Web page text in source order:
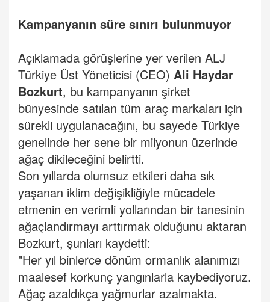
Kampanyanın süre sınırı bulunmuyor
Açıklamada görüşlerine yer verilen ALJ
Türkiye Üst Yöneticisi (CEO) Ali Haydar
Bozkurt, bu kampanyanın şirket
bünyesinde satılan tüm araç markaları için
sürekli uygulanacağını, bu sayede Türkiye
genelinde her sene bir milyonun üzerinde
ağaç dikileceğini belirtti.
Son yıllarda olumsuz etkileri daha sık
yaşanan iklim değişikliğiyle mücadele
etmenin en verimli yollarından bir tanesinin
ağaçlandırmayı arttırmak olduğunu aktaran
Bozkurt, şunları kaydetti:
"Her yıl binlerce dönüm ormanlık alanımızı
maalesef korkunç yangınlarla kaybediyoruz.
Ağaç azaldıkça yağmurlar azalmakta.